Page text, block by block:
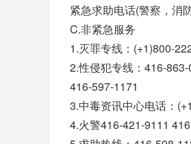
紧急求助电话(警察，消
C.非紧急服务
1.灭罪专线：(+1)800-
2.性侵犯专线：416-863-
416-597-1171
3.中毒资讯中心电话：
4.火警416-421-9111